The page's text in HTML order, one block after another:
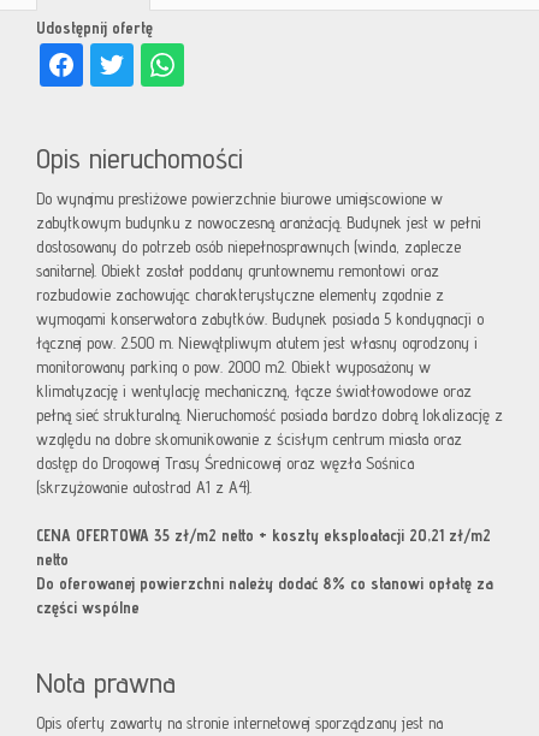
Udostępnij ofertę
Opis nieruchomości
Do wynajmu prestiżowe powierzchnie biurowe umiejscowione w
zabytkowym budynku z nowoczesną aranżacją. Budynek jest w pełni
dostosowany do potrzeb osób niepełnosprawnych (winda, zaplecze
sanitarne). Obiekt został poddany gruntownemu remontowi oraz
rozbudowie zachowując charakterystyczne elementy zgodnie z
wymogami konserwatora zabytków. Budynek posiada 5 kondygnacji o
łącznej pow. 2.500 m. Niewątpliwym atutem jest własny ogrodzony i
monitorowany parking o pow. 2000 m2. Obiekt wyposażony w
klimatyzację i wentylację mechaniczną, łącze światłowodowe oraz
pełną sieć strukturalną. Nieruchomość posiada bardzo dobrą lokalizację z
względu na dobre skomunikowanie z ścisłym centrum miasta oraz
dostęp do Drogowej Trasy Średnicowej oraz węzła Sośnica
(skrzyżowanie autostrad A1 z A4).
CENA OFERTOWA 35 zł/m2 netto + koszty eksploatacji 20,21 zł/m2
netto
Do oferowanej powierzchni należy dodać 8% co stanowi opłatę za
części wspólne
Nota prawna
Opis oferty zawarty na stronie internetowej sporządzany jest na